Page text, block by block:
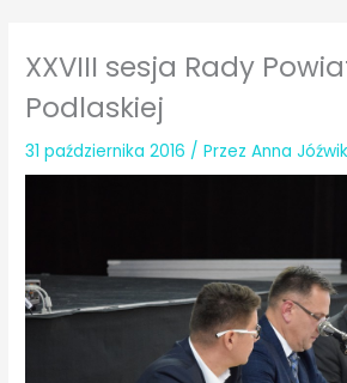
XXVIII sesja Rady
Podlaskiej
31 października 2016 / PrzezAnna Jóźwik